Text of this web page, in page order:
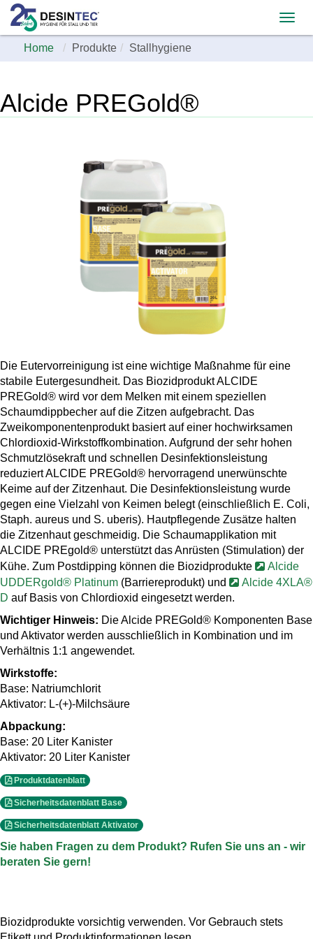
Home Produkte Stallhygiene
Alcide PREGold®
Die Eutervorreinigung ist eine wichtige Maßnahme für eine
stabile Eutergesundheit. Das Biozidprodukt ALCIDE
PREGold® wird vor dem Melken mit einem speziellen
Schaumdippbecher auf die Zitzen aufgebracht. Das
Zweikomponentenprodukt basiert auf einer hochwirksamen
Chlordioxid-Wirkstoffkombination. Aufgrund der sehr hohen
Schmutzlösekraft und schnellen Desinfektionsleistung
reduziert ALCIDE PREGold® hervorragend unerwünschte
Keime auf der Zitzenhaut. Die Desinfektionsleistung wurde
gegen eine Vielzahl von Keimen belegt (einschließlich E. Coli,
Staph. aureus und S. uberis). Hautpflegende Zusätze halten
die Zitzenhaut geschmeidig. Die Schaumapplikation mit
ALCIDE PREgold® unterstützt das Anrüsten (Stimulation) der
Kühe. Zum Postdipping können die Biozidprodukte
Alcide
UDDERgold® Platinum (Barriereprodukt) und
Alcide 4XLA®
D auf Basis von Chlordioxid eingesetzt werden.
Wichtiger Hinweis: Die Alcide PREGold® Komponenten Base
und Aktivator werden ausschließlich in Kombination und im
Verhältnis 1:1 angewendet.
Wirkstoffe:
Base: Natriumchlorit
Aktivator: L-(+)-Milchsäure
Abpackung:
Base: 20 Liter Kanister
Aktivator: 20 Liter Kanister
Produktdatenblatt
Sicherheitsdatenblatt Base
Sicherheitsdatenblatt Aktivator
Sie haben Fragen zu dem Produkt? Rufen Sie uns an - wir
beraten Sie gern!
Biozidprodukte vorsichtig verwenden. Vor Gebrauch stets